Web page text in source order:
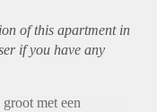
of this apartmentin
if you have any
met een